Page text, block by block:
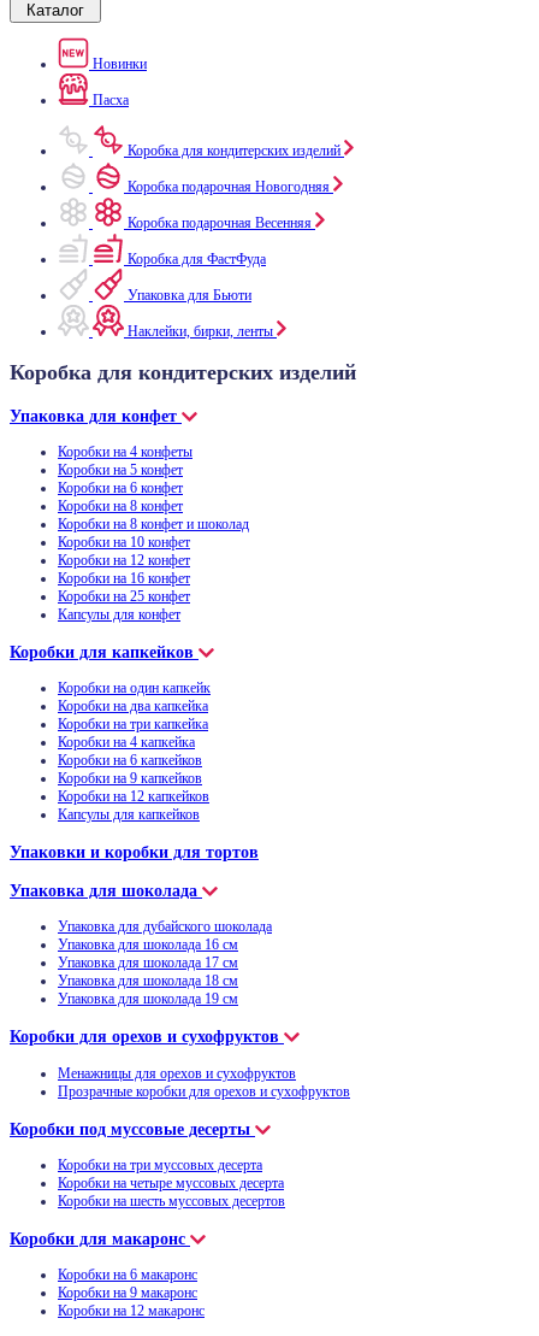
Каталог
Новинки
Пасха
Коробка для кондитерских изделий
Коробка подарочная Новогодняя
Коробка подарочная Весенняя
Коробка для ФастФуда
Упаковка для Бьюти
Наклейки, бирки, ленты
Коробка для кондитерских изделий
Упаковка для конфет
Коробки на 4 конфеты
Коробки на 5 конфет
Коробки на 6 конфет
Коробки на 8 конфет
Коробки на 8 конфет и шоколад
Коробки на 10 конфет
Коробки на 12 конфет
Коробки на 16 конфет
Коробки на 25 конфет
Капсулы для конфет
Коробки для капкейков
Коробки на один капкейк
Коробки на два капкейка
Коробки на три капкейка
Коробки на 4 капкейка
Коробки на 6 капкейков
Коробки на 9 капкейков
Коробки на 12 капкейков
Капсулы для капкейков
Упаковки и коробки для тортов
Упаковка для шоколада
Упаковка для дубайского шоколада
Упаковка для шоколада 16 см
Упаковка для шоколада 17 см
Упаковка для шоколада 18 см
Упаковка для шоколада 19 см
Коробки для орехов и сухофруктов
Менажницы для орехов и сухофруктов
Прозрачные коробки для орехов и сухофруктов
Коробки под муссовые десерты
Коробки на три муссовых десерта
Коробки на четыре муссовых десерта
Коробки на шесть муссовых десертов
Коробки для макаронс
Коробки на 6 макаронс
Коробки на 9 макаронс
Коробки на 12 макаронс